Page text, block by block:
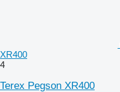
XR400
4
Terex Pegson XR400